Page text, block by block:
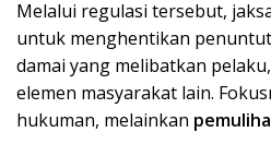
Melalui regulasi tersebut,
untuk menghentikan
damai yang melibatkan
elemen masyarakat lain.
hukuman, melainkan